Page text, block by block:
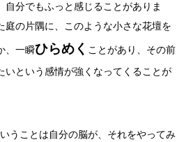
自分でもふっと感じることがありま
庭の片隅に、このような小さな花壇を
、一瞬ひらめく ことがあり、その前
いという感情が強くなってくることが
うことは自分の脳が、それをやってみ